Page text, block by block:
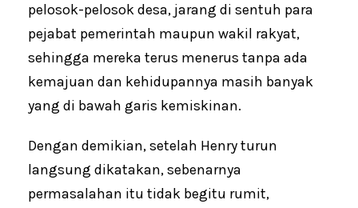
pelosok-pelosok desa, jarang di sentuh para
pejabat pemerintah maupun wakil rakyat,
sehingga mereka terus menerus tanpa ada
kemajuan dan kehidupannya masih banyak
yang di bawah garis kemiskinan.
Dengan demikian, setelah Henry turun
langsung dikatakan, sebenarnya
permasalahan itu tidak begitu rumit,